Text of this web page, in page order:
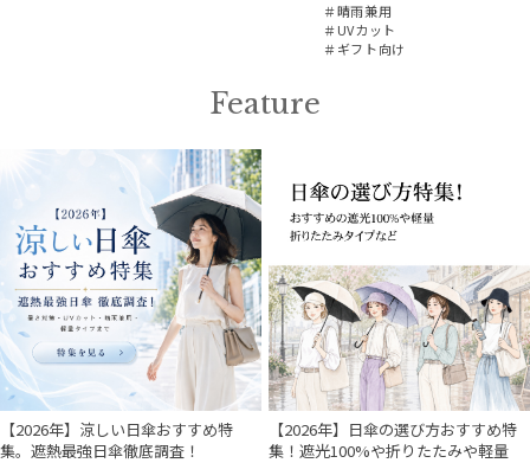
＃晴雨兼用
＃UVカット
＃ギフト向け
Feature
【2026年】涼しい日傘おすすめ特
集。遮熱最強日傘徹底調査！
【2026年】日傘の選び方おすすめ特
集！遮光100%や折りたたみや軽量